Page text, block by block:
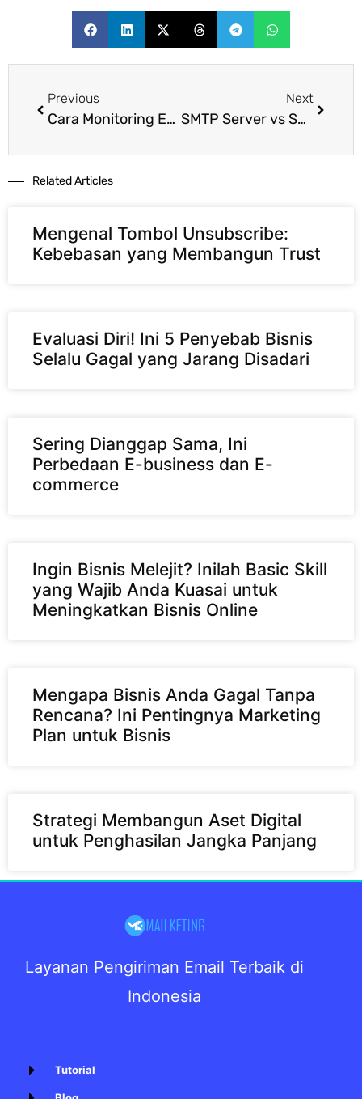
Previous
Cara Monitoring Email Delivery agar Pengiriman Email Tetap Optimal
Next
SMTP Server vs SMTP Relay: Apa Bedanya dan Mana yang Dibutuhkan Bisnis?
Related Articles​
Mengenal Tombol Unsubscribe:
Kebebasan yang Membangun Trust
Evaluasi Diri! Ini 5 Penyebab Bisnis
Selalu Gagal yang Jarang Disadari
Sering Dianggap Sama, Ini
Perbedaan E-business dan E-
commerce
Ingin Bisnis Melejit? Inilah Basic Skill
yang Wajib Anda Kuasai untuk
Meningkatkan Bisnis Online
Mengapa Bisnis Anda Gagal Tanpa
Rencana? Ini Pentingnya Marketing
Plan untuk Bisnis
Strategi Membangun Aset Digital
untuk Penghasilan Jangka Panjang
Layanan Pengiriman Email Terbaik di
Indonesia
Tutorial